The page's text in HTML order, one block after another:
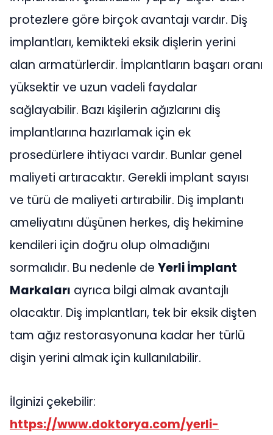
protezlere göre birçok avantajı vardır. Diş
implantları, kemikteki eksik dişlerin yerini
alan armatürlerdir. İmplantların başarı oranı
yüksektir ve uzun vadeli faydalar
sağlayabilir. Bazı kişilerin ağızlarını diş
implantlarına hazırlamak için ek
prosedürlere ihtiyacı vardır. Bunlar genel
maliyeti artıracaktır. Gerekli implant sayısı
ve türü de maliyeti artırabilir. Diş implantı
ameliyatını düşünen herkes, diş hekimine
kendileri için doğru olup olmadığını
sormalıdır. Bu nedenle de Yerli İmplant
Markaları ayrıca bilgi almak avantajlı
olacaktır. Diş implantları, tek bir eksik dişten
tam ağız restorasyonuna kadar her türlü
dişin yerini almak için kullanılabilir.
İlginizi çekebilir:
https://www.doktorya.com/yerli-